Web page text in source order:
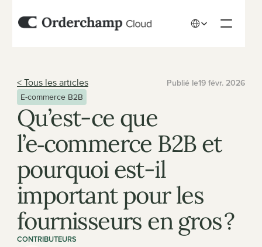
< Tous les articles Publié le19 févr. 2026
E-commerce B2B
Qu’est-ce que
l’e‑commerce B2B et
pourquoi est-il
important pour les
fournisseurs en gros ?
CONTRIBUTEURS